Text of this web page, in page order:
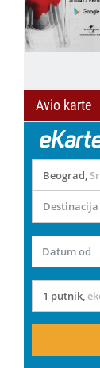
Avio karte
Beograd,
Datum od
1 putnik,